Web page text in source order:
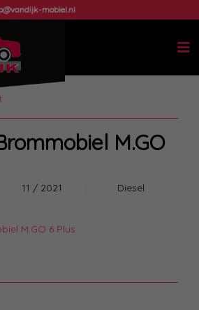
mobiel.nl
M.GO
11 / 2021
Diesel